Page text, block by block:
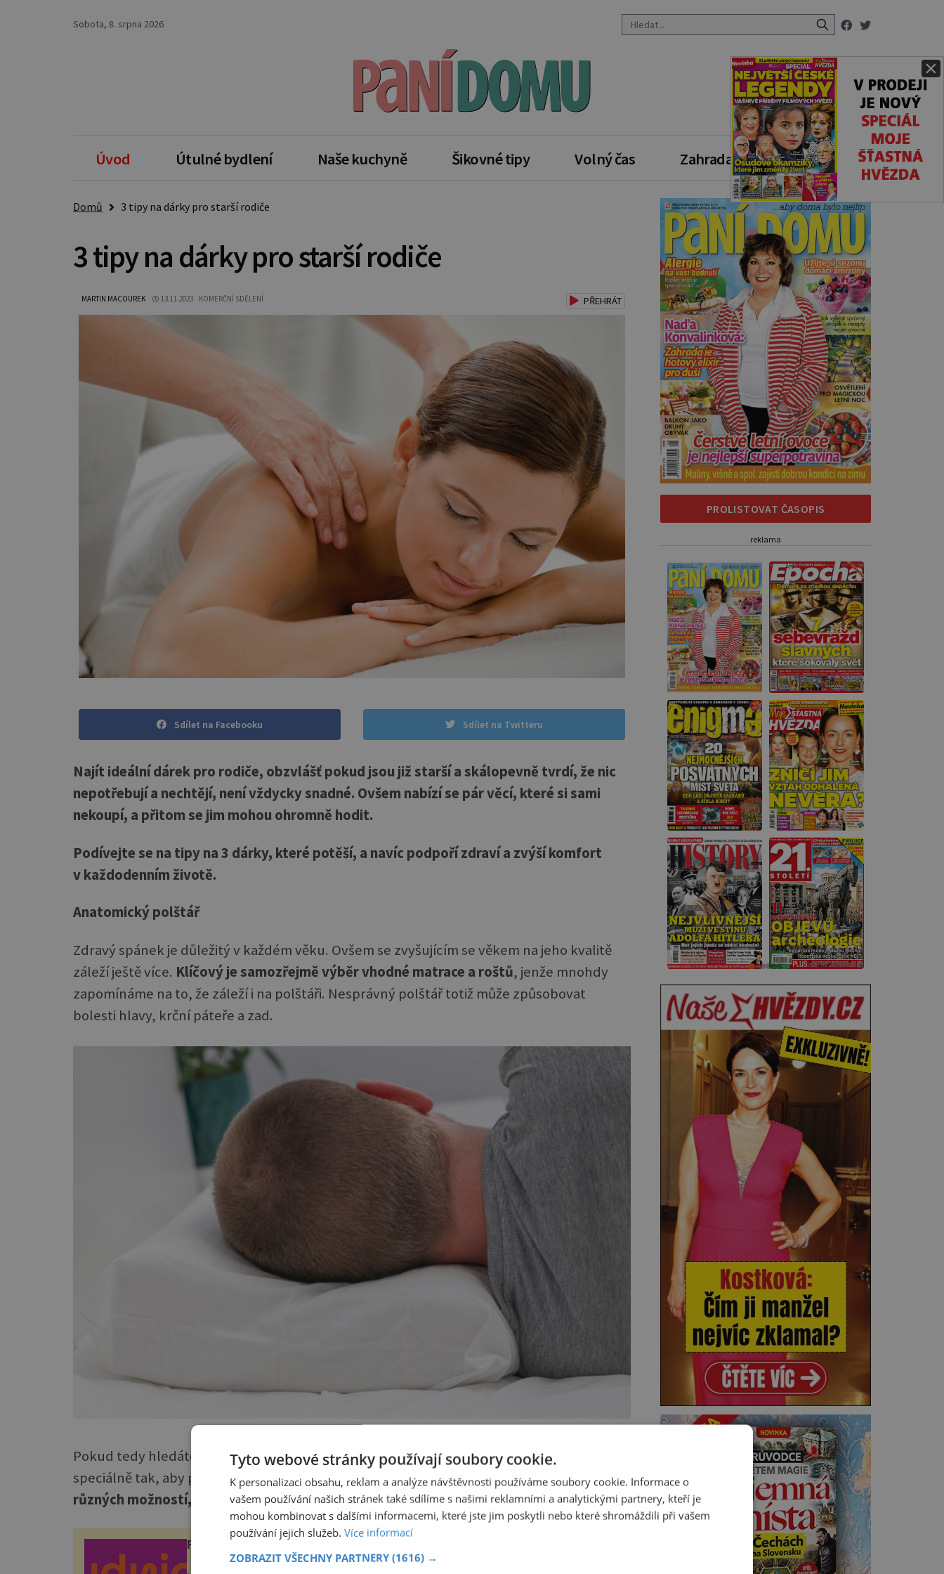
×
Sobota, 8. srpna 2026
Úvod Útulné bydlení Naše kuchyně Šikovné tipy Volný čas Zahrada Zdravý styl
Domů 3 tipy na dárky pro starší rodiče
3 tipy na dárky pro starší rodiče
MARTIN MACOUREK 13.11.2023 KOMERČNÍ SDĚLENÍ PŘEHRÁT
Sdílet na Facebooku Sdílet na Twitteru
Najít ideální dárek pro rodiče, obzvlášť pokud jsou již starší a skálopevně tvrdí, že nic
nepotřebují a nechtějí, není vždycky snadné. Ovšem nabízí se pár věcí, které si sami
nekoupí, a přitom se jim mohou ohromně hodit.
Podívejte se na tipy na 3 dárky, které potěší, a navíc podpoří zdraví a zvýší komfort
v každodenním životě.
Anatomický polštář
Zdravý spánek je důležitý v každém věku. Ovšem se zvyšujícím se věkem na jeho kvalitě
záleží ještě více. Klíčový je samozřejmě výběr vhodné matrace a roštů, jenže mnohdy
zapomínáme na to, že záleží i na polštáři. Nesprávný polštář totiž může způsobovat
bolesti hlavy, krční páteře a zad.
Pokud tedy hledáte ideální dárek, pak se nabízí anatomický polštář. Ten je navržen
speciálně tak, aby podporoval ideální polohu krční páteře.Na trhu najdete spoustu
různých možností, ať už jde o tvar či tuhost.
ROUDNICKÉ VINOBRANÍ
PROLISTOVAT ČASOPIS
reklama
Tyto webové stránky používají soubory cookie.
K personalizaci obsahu, reklam a analýze návštěvnosti používáme soubory cookie. Informace o
vašem používání našich stránek také sdílíme s našimi reklamními a analytickými partnery, kteří je
mohou kombinovat s dalšími informacemi, které jste jim poskytli nebo které shromáždili při vašem
používání jejich služeb. Více informací
ZOBRAZIT VŠECHNY PARTNERY (1616) →